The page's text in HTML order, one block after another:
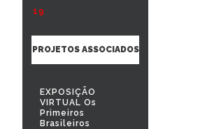
19
PROJETOS ASSOCIADOS
EXPOSIÇÃO
VIRTUAL Os
Primeiros
Brasileiros